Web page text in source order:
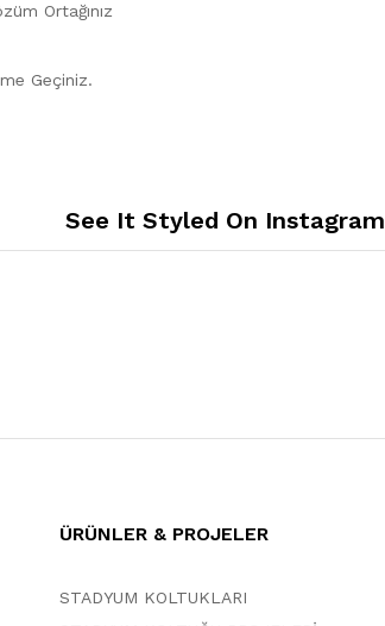
Ortağınız
Geçiniz.
See It Styled On Instagram
ÜRÜNLER & PROJELER
STADYUM KOLTUKLARI